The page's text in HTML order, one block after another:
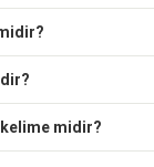
midir?